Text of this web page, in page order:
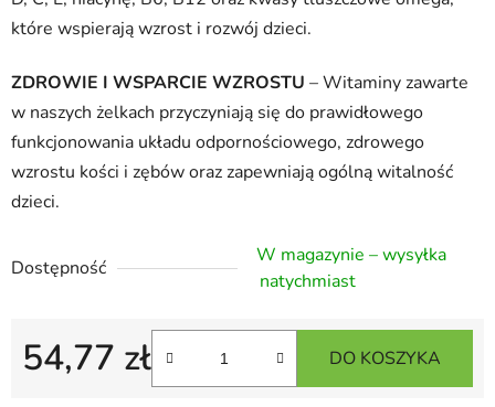
które wspierają wzrost i rozwój dzieci.
ZDROWIE I WSPARCIE WZROSTU – Witaminy zawarte
w naszych żelkach przyczyniają się do prawidłowego
funkcjonowania układu odpornościowego, zdrowego
wzrostu kości i zębów oraz zapewniają ogólną witalność
dzieci.
Dostępność
W magazynie – wysyłka
natychmiast
54,77 zł
Cena jednostkowa:
DO KOSZYKA